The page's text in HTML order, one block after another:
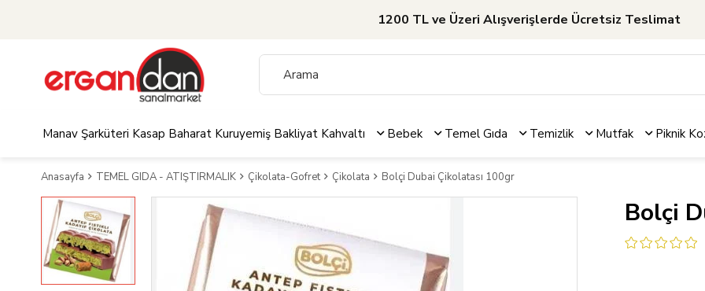
1200 TL ve Üzeri Alışverişlerde Ücretsiz Teslimat
Manav Şarküteri Kasap Baharat Kuruyemiş Bakliyat Kahvaltı Bebek Temel Gıda Temizlik Mutfak Piknik
Anasayfa TEMEL GIDA - ATIŞTIRMALIK Çikolata-Gofret Çikolata Bolçi Dubai Çikolatası 100gr
Bolçi